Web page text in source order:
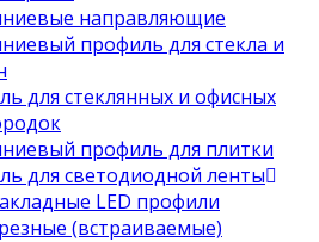
направляющие
профиль для стекла и
для стеклянных и офисных
профиль для плитки
для светодиодной ленты
LED профили
(встраиваемые)